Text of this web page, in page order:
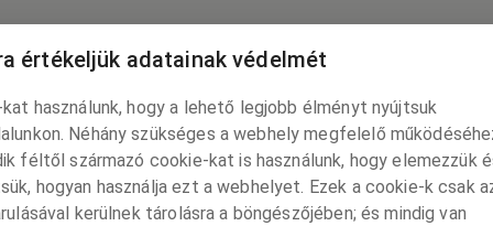
tart előadást a traumakutatásról
a traumakutatásról Szkopjében, Macedóniában, a Ss.
Intézetének Trauma in Literature című konferenciáján.
05. 11.
értékeljük adatainak védelmét
használunk, hogy a lehető legjobb élményt nyújtsuk
Néhány szükséges a webhely megfelelő
féltől származó cookie-kat is használunk, hogy elemezzük
hogyan használja ezt a webhelyet. Ezek a cookie-k csak
kerülnek tárolásra a böngészőjében; és mindig van